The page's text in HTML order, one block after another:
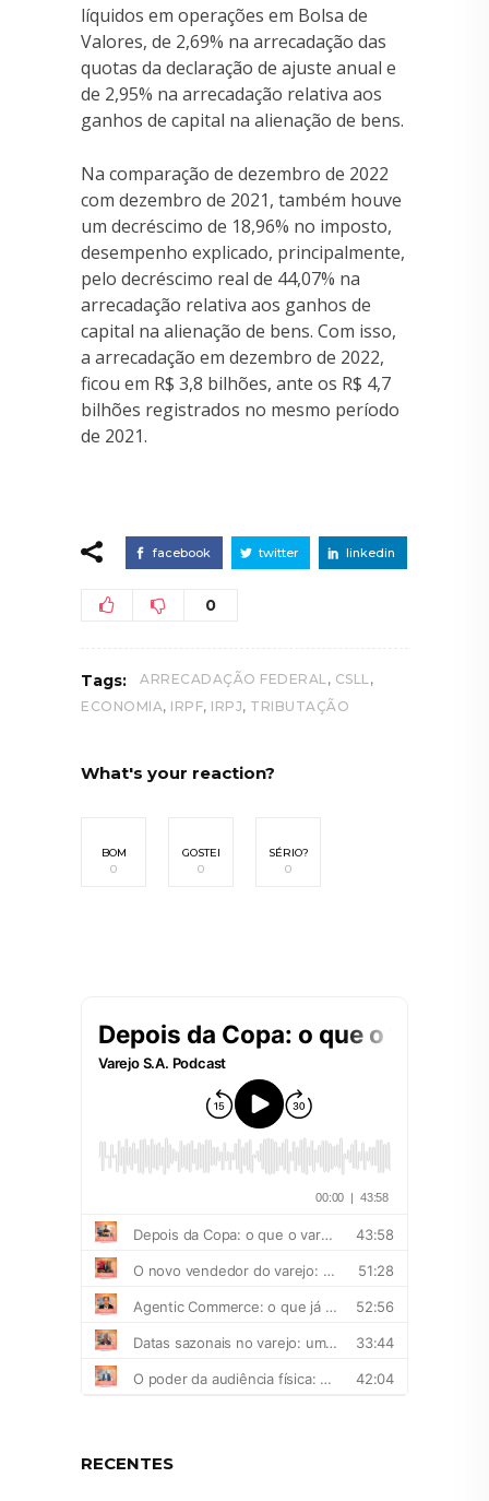
líquidos em operações em Bolsa de
Valores, de 2,69% na arrecadação das
quotas da declaração de ajuste anual e
de 2,95% na arrecadação relativa aos
ganhos de capital na alienação de bens.
Na comparação de dezembro de 2022
com dezembro de 2021, também houve
um decréscimo de 18,96% no imposto,
desempenho explicado, principalmente,
pelo decréscimo real de 44,07% na
arrecadação relativa aos ganhos de
capital na alienação de bens. Com isso,
a arrecadação em dezembro de 2022,
ficou em R$ 3,8 bilhões, ante os R$ 4,7
bilhões registrados no mesmo período
de 2021.
facebook twitter linkedin
0
Tags: ARRECADAÇÃO FEDERAL, CSLL,
ECONOMIA, IRPF, IRPJ, TRIBUTAÇÃO
What's your reaction?
BOM
0
GOSTEI
0
SÉRIO?
0
RECENTES